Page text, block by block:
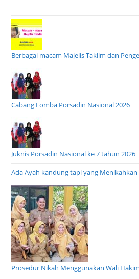
Berbagai macam Majelis Taklim dan
Cabang Lomba Porsadin Nasional 2026
Juknis Porsadin Nasional ke 7 tahun 2026
Ada Ayah kandung tapi yang Menikahkan
Prosedur Nikah Menggunakan Wali Hakim